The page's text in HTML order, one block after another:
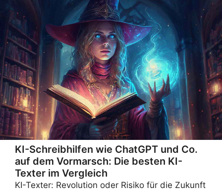
KI-Schreibhilfen wie ChatGPT und Co.
auf dem Vormarsch: Die besten KI-
Texter im Vergleich
KI-Texter: Revolution oder Risiko für die Zukunft